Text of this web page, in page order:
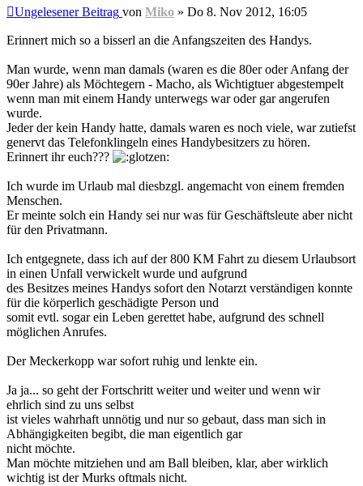
Ungelesener Beitrag von Miko » Do 8. Nov 2012, 16:05
Erinnert mich so a bisserl an die Anfangszeiten des Handys.
Man wurde, wenn man damals (waren es die 80er oder Anfang der
90er Jahre) als Möchtegern - Macho, als Wichtigtuer abgestempelt
wenn man mit einem Handy unterwegs war oder gar angerufen
wurde.
Jeder der kein Handy hatte, damals waren es noch viele, war zutiefst
genervt das Telefonklingeln eines Handybesitzers zu hören.
Erinnert ihr euch???
Ich wurde im Urlaub mal diesbzgl. angemacht von einem fremden
Menschen.
Er meinte solch ein Handy sei nur was für Geschäftsleute aber nicht
für den Privatmann.
Ich entgegnete, dass ich auf der 800 KM Fahrt zu diesem Urlaubsort
in einen Unfall verwickelt wurde und aufgrund
des Besitzes meines Handys sofort den Notarzt verständigen konnte
für die körperlich geschädigte Person und
somit evtl. sogar ein Leben gerettet habe, aufgrund des schnell
möglichen Anrufes.
Der Meckerkopp war sofort ruhig und lenkte ein.
Ja ja... so geht der Fortschritt weiter und weiter und wenn wir
ehrlich sind zu uns selbst
ist vieles wahrhaft unnötig und nur so gebaut, dass man sich in
Abhängigkeiten begibt, die man eigentlich gar
nicht möchte.
Man möchte mitziehen und am Ball bleiben, klar, aber wirklich
wichtig ist der Murks oftmals nicht.